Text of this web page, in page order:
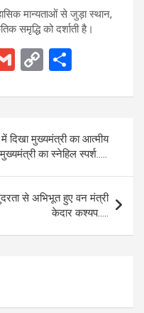
मान्यताओं से जुड़ा स्थान,
समृद्धि को दर्शाती है।
gr
G
ail
C
py
Li
n
k
ar
में दिखा मुख्यमंत्री का आत्मीय
का स्नेहिल स्पर्श…..
से अभिभूत हुए वन मंत्री
केदार कश्यप…..